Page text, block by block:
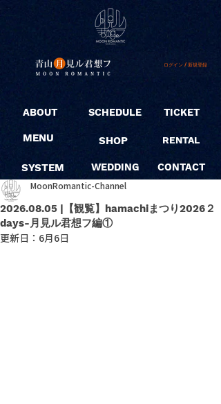
ログイン / 新規登録
ABOUT
MENU
SYSTEM
SCHEDULE
SHOP
WEDDING
TICKET
RENTAL
CONTACT
2026.08.05 |【観覧】hamachiまつり2026２
days-月見ル君想フ編①
MoonRomantic-Channel
更新日： 6月6日